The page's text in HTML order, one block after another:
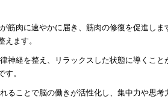
筋肉に速やかに届き、筋肉の修復を促進し
えます。
神経を整え、リラックスした状態に導くこ
。
ることで脳の働きが活性化し、集中力や思考